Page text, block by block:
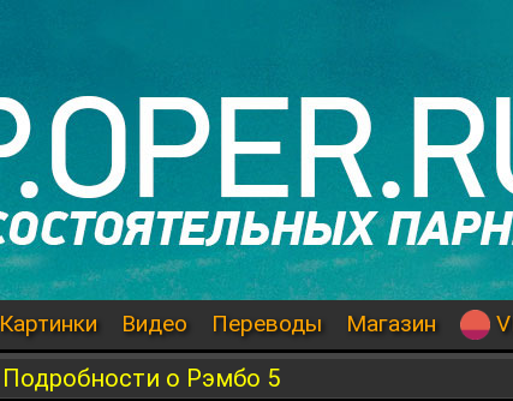
Картинки Видео Переводы Магазин
Подробности о Рэмбо 5